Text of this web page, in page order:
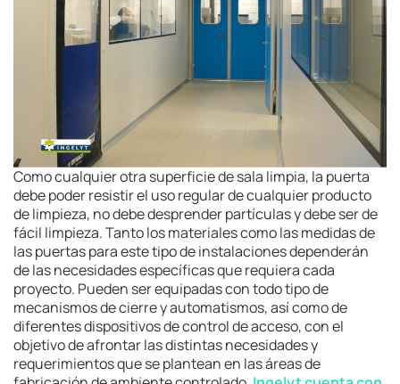
Como cualquier otra superficie de sala limpia, la puerta
debe poder resistir el uso regular de cualquier producto
de limpieza, no debe desprender partículas y debe ser de
fácil limpieza. Tanto los materiales como las medidas de
las puertas para este tipo de instalaciones dependerán
de las necesidades específicas que requiera cada
proyecto. Pueden ser equipadas con todo tipo de
mecanismos de cierre y automatismos, así como de
diferentes dispositivos de control de acceso, con el
objetivo de afrontar las distintas necesidades y
requerimientos que se plantean en las áreas de